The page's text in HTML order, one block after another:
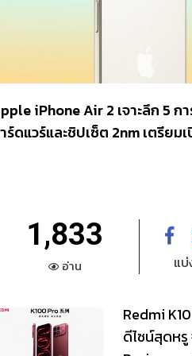
iPhone Air 2 เจาะลึก 5 ก
ร์ดแวร์และชิปเซ็ต 2nm เตรีย
1,833
อ่าน แ
Redmi
ดีไซน์สุดห